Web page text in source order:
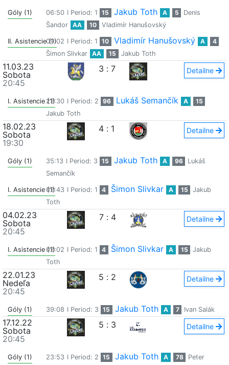
Góly (1) 06:50 I Period: 1 15 Jakub Toth A 5
Denis
Šandor
AA 10 Vladimír Hanušovský
II. Asistencie (1)
09:02 I Period: 1 10 Vladimír Hanušovský A
4
Šimon Slivkar
AA 15 Jakub Toth
11.03.23
Sobota
20:45
3 : 7 Detailne
I. Asistencie (1)22:30 I Period: 2 96 Lukáš Semančík A
15
Jakub Toth
18.02.23
Sobota
19:30
4 : 1 Detailne
Góly (1) 35:13 I Period: 3 15 Jakub Toth A 96
Lukáš
Semančík
I. Asistencie (1)02:43 I Period: 1 4 Šimon Slivkar A 15
Jakub
Toth
04.02.23
Sobota
20:45
7 : 4 Detailne
I. Asistencie (1)02:02 I Period: 1 4 Šimon Slivkar A 15
Jakub
Toth
22.01.23
Nedeľa
20:45
5 : 2 Detailne
Góly (1) 39:08 I Period: 3 15 Jakub Toth A 7 Ivan Salák
17.12.22
Sobota
20:45
5 : 3 Detailne
Góly (1) 23:53 I Period: 2 15 Jakub Toth A 78
Peter